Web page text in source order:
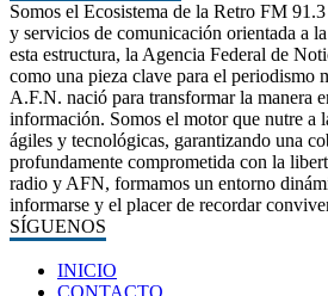
Somos el Ecosistema de la Retro FM
y servicios de comunicación orientada a
esta estructura, la Agencia Federal de
como una pieza clave para el periodismo
A.F.N. nació para transformar la manera
información. Somos el motor que nutre a
ágiles y tecnológicas, garantizando una
profundamente comprometida con la
radio y AFN, formamos un entorno
informarse y el placer de recordar
SÍGUENOS
INICIO
CONTACTO